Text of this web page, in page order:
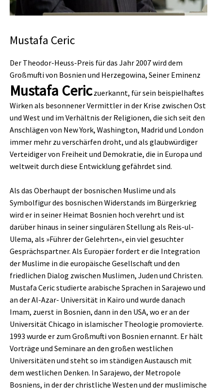
Mustafa Ceric
Der Theodor-Heuss-Preis für das Jahr 2007 wird dem
Großmufti von Bosnien und Herzegowina, Seiner Eminenz
Mustafa Cericzuerkannt, für sein beispielhaftes
Wirken als besonnener Vermittler in der Krise zwischen Ost
und West und im Verhältnis der Religionen, die sich seit den
Anschlägen von New York, Washington, Madrid und London
immer mehr zu verschärfen droht, und als glaubwürdiger
Verteidiger von Freiheit und Demokratie, die in Europa und
weltweit durch diese Entwicklung gefährdet sind.
Als das Oberhaupt der bosnischen Muslime und als
Symbolfigur des bosnischen Widerstands im Bürgerkrieg
wird er in seiner Heimat Bosnien hoch verehrt und ist
darüber hinaus in seiner singulären Stellung als Reis-ul-
Ulema, als »Führer der Gelehrten«, ein viel gesuchter
Gesprächspartner. Als Europäer fordert er die Integration
der Muslime in die europäische Gesellschaft und den
friedlichen Dialog zwischen Muslimen, Juden und Christen.
Mustafa Ceric studierte arabische Sprachen in Sarajewo und
an der Al-Azar- Universität in Kairo und wurde danach
Imam, zuerst in Bosnien, dann in den USA, wo er an der
Universität Chicago in islamischer Theologie promovierte.
1993 wurde er zum Großmufti von Bosnien ernannt. Er hält
Vorträge und Seminare an den großen westlichen
Universitäten und steht so im ständigen Austausch mit
dem westlichen Denken. In Sarajewo, der Metropole
Bosniens, in der der christliche Westen und der muslimische